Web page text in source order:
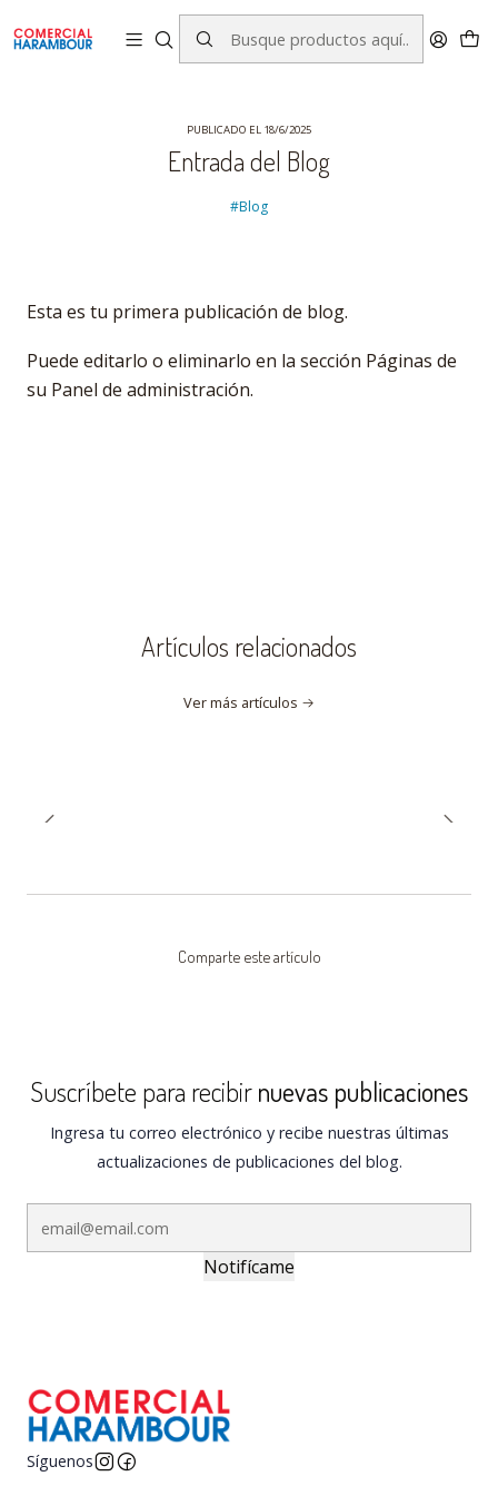
contacto@comercialharambour.cl
Blog Entrada del Blog
PUBLICADO EL 18/6/2025
Entrada del Blog
#Blog
Esta es tu primera publicación de blog.
Puede editarlo o eliminarlo en la sección Páginas de
su Panel de administración.
Artículos relacionados
Ver más artículos
Comparte este artículo
Suscríbete para recibirnuevas publicaciones
Ingresa tu correo electrónico y recibe nuestras últimas
actualizaciones de publicaciones del blog.
Notifícame
Síguenos